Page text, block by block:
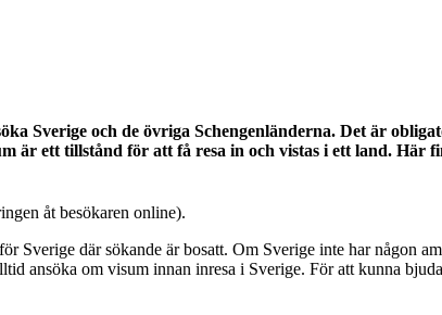
Sverige och de övriga Schengenländerna. Det är
är ett tillstånd för att få resa in och vistas i ett land. Här
åt besökaren online).
Sverige där sökande är bosatt. Om Sverige inte har någon
ansöka om visum innan inresa i Sverige. För att kunna